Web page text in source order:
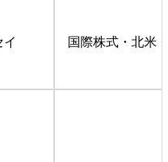
国際株式・北米